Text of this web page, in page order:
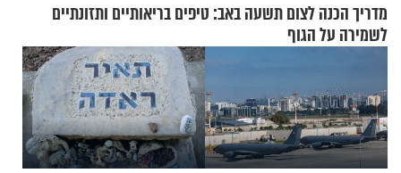
מדריך הכנה לצום תשעה באב: טיפים בריאותיים ותזונתיים
לשמירה על הגוף